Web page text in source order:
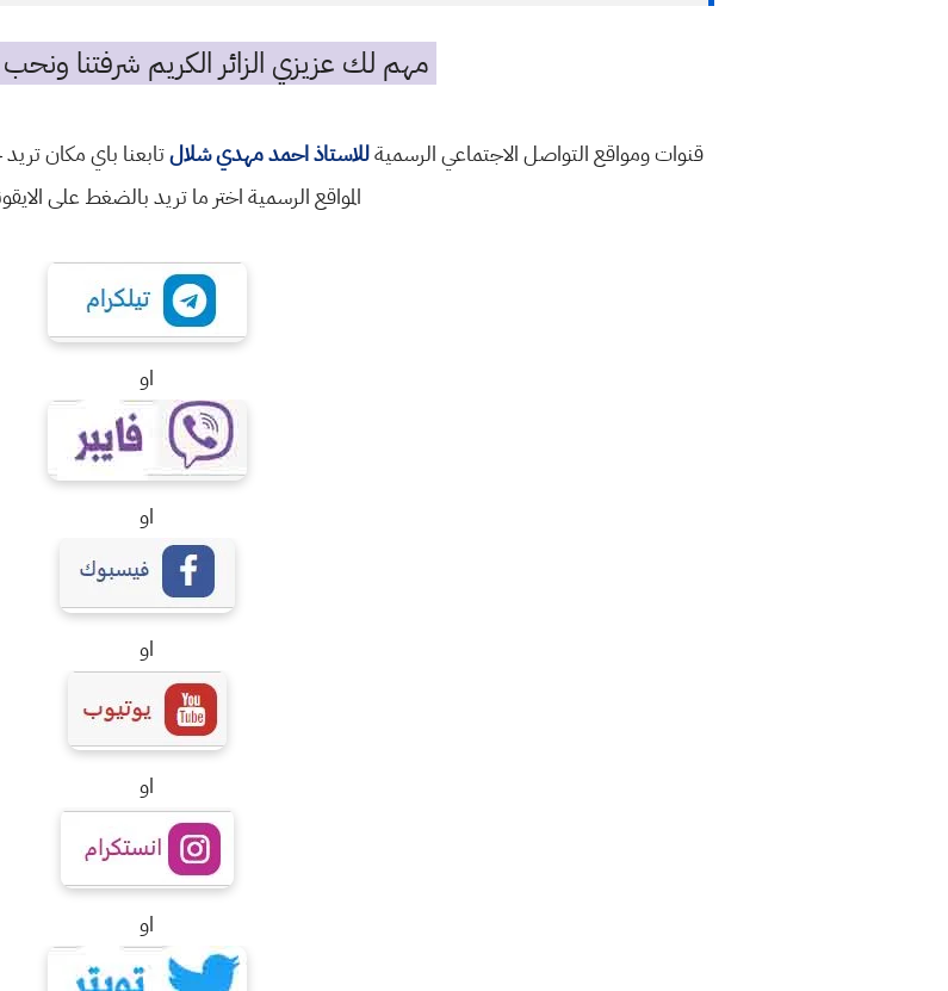
مهم لك عزيزي الزائر الكريم شرفتنا
قنوات ومواقع التواصل الاجتماعي الرسميةللاستاذ احمد مهدي شلالتابعنا باي مكان
المواقع الرسمية اختر ما تريد بالضغط على
او
او
او
او
او